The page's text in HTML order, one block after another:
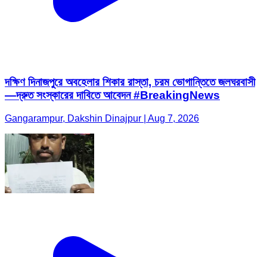
দক্ষিণ দিনাজপুরে অবহেলার শিকার রাস্তা, চরম ভোগান্তিতে জলঘরবাসী
—দ্রুত সংস্কারের দাবিতে আবেদন #BreakingNews
Gangarampur, Dakshin Dinajpur | Aug 7, 2026